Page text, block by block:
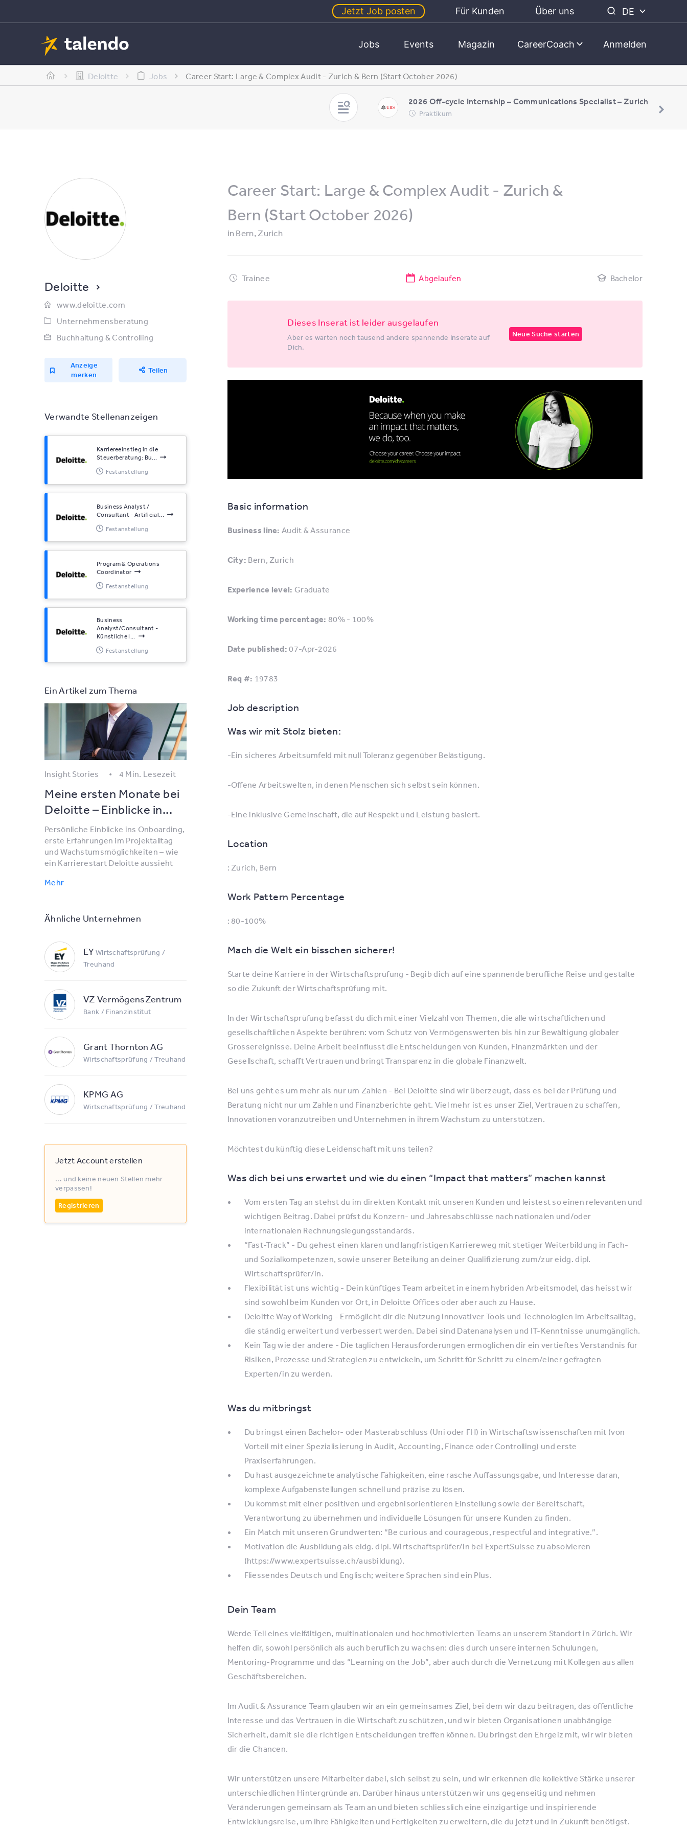
Jetzt Job posten Für Kunden Über uns DE
Jobs Events Magazin CareerCoach Anmelden
Deloitte Jobs Career Start: Large & Complex Audit - Zurich & Bern (Start October 2026)
2026 Off-cycle Internship – Communications Specialist – Zurich
Praktikum
Deloitte
www.deloitte.com
Unternehmensberatung
Buchhaltung & Controlling
Anzeige
merken
Teilen
Verwandte Stellenanzeigen
Karriereeinstieg in die
Steuerberatung: Bu...
Festanstellung
Business Analyst /
Consultant - Artificial...
Festanstellung
Program & Operations
Coordinator
Festanstellung
Business
Analyst/Consultant -
Künstliche I...
Festanstellung
Ein Artikel zum Thema
Insight Stories 4 Min. Lesezeit
Meine ersten Monate bei
Deloitte – Einblicke in...
Persönliche Einblicke ins Onboarding,
erste Erfahrungen im Projektalltag
und Wachstumsmöglichkeiten – wie
ein Karrierestart Deloitte aussieht
Mehr
Ähnliche Unternehmen
EY Wirtschaftsprüfung /
Treuhand
VZ VermögensZentrum
Bank / Finanzinstitut
Grant Thornton AG
Wirtschaftsprüfung / Treuhand
KPMG AG
Wirtschaftsprüfung / Treuhand
Jetzt Account erstellen
... und keine neuen Stellen mehr
verpassen!
Registrieren
Career Start: Large & Complex Audit - Zurich &
Bern (Start October 2026)
inBern Zurich
Trainee Abgelaufen Bachelor
Dieses Inserat ist leider ausgelaufen
Aber es warten noch tausend andere spannende Inserate auf
Dich.
Neue Suche starten
Basic information
Business line: Audit & Assurance
City: Bern, Zurich
Experience level: Graduate
Working time percentage: 80% - 100%
Date published: 07-Apr-2026
Req #: 19783
Job description
Was wir mit Stolz bieten:
-Ein sicheres Arbeitsumfeld mit null Toleranz gegenüber Belästigung.
-Offene Arbeitswelten, in denen Menschen sich selbst sein können.
-Eine inklusive Gemeinschaft, die auf Respekt und Leistung basiert.
Location
: Zurich, Bern
Work Pattern Percentage
: 80-100%
Mach die Welt ein bisschen sicherer!
Starte deine Karriere in der Wirtschaftsprüfung - Begib dich auf eine spannende berufliche Reise und gestalte
so die Zukunft der Wirtschaftsprüfung mit.
In der Wirtschaftsprüfung befasst du dich mit einer Vielzahl von Themen, die alle wirtschaftlichen und
gesellschaftlichen Aspekte berühren: vom Schutz von Vermögenswerten bis hin zur Bewältigung globaler
Grossereignisse. Deine Arbeit beeinflusst die Entscheidungen von Kunden, Finanzmärkten und der
Gesellschaft, schafft Vertrauen und bringt Transparenz in die globale Finanzwelt.
Bei uns geht es um mehr als nur um Zahlen - Bei Deloitte sind wir überzeugt, dass es bei der Prüfung und
Beratung nicht nur um Zahlen und Finanzberichte geht. Viel mehr ist es unser Ziel, Vertrauen zu schaffen,
Innovationen voranzutreiben und Unternehmen in ihrem Wachstum zu unterstützen.
Möchtest du künftig diese Leidenschaft mit uns teilen?
Was dich bei uns erwartet und wie du einen “Impact that matters” machen kannst
Vom ersten Tag an stehst du im direkten Kontakt mit unseren Kunden und leistest so einen relevanten und
wichtigen Beitrag. Dabei prüfst du Konzern- und Jahresabschlüsse nach nationalen und/oder
internationalen Rechnungslegungsstandards.
“Fast-Track” - Du gehest einen klaren und langfristigen Karriereweg mit stetiger Weiterbildung in Fach-
und Sozialkompetenzen, sowie unserer Beteilung an deiner Qualifizierung zum/zur eidg. dipl.
Wirtschaftsprüfer/in.
Flexibilität ist uns wichtig - Dein künftiges Team arbeitet in einem hybriden Arbeitsmodel, das heisst wir
sind sowohl beim Kunden vor Ort, in Deloitte Offices oder aber auch zu Hause.
Deloitte Way of Working - Ermöglicht dir die Nutzung innovativer Tools und Technologien im Arbeitsalltag,
die ständig erweitert und verbessert werden. Dabei sind Datenanalysen und IT-Kenntnisse unumgänglich.
Kein Tag wie der andere - Die täglichen Herausforderungen ermöglichen dir ein vertieftes Verständnis für
Risiken, Prozesse und Strategien zu entwickeln, um Schritt für Schritt zu einem/einer gefragten
Experten/in zu werden.
Was du mitbringst
Du bringst einen Bachelor- oder Masterabschluss (Uni oder FH) in Wirtschaftswissenschaften mit (von
Vorteil mit einer Spezialisierung in Audit, Accounting, Finance oder Controlling) und erste
Praxiserfahrungen.
Du hast ausgezeichnete analytische Fähigkeiten, eine rasche Auffassungsgabe, und Interesse daran,
komplexe Aufgabenstellungen schnell und präzise zu lösen.
Du kommst mit einer positiven und ergebnisorientieren Einstellung sowie der Bereitschaft,
Verantwortung zu übernehmen und individuelle Lösungen für unsere Kunden zu finden.
Ein Match mit unseren Grundwerten: “Be curious and courageous, respectful and integrative.”.
Motivation die Ausbildung als eidg. dipl. Wirtschaftsprüfer/in bei ExpertSuisse zu absolvieren
(https://www.expertsuisse.ch/ausbildung).
Fliessendes Deutsch und Englisch; weitere Sprachen sind ein Plus.
Dein Team
Werde Teil eines vielfältigen, multinationalen und hochmotivierten Teams an unserem Standort in Zürich. Wir
helfen dir, sowohl persönlich als auch beruflich zu wachsen: dies durch unsere internen Schulungen,
Mentoring-Programme und das “Learning on the Job”, aber auch durch die Vernetzung mit Kollegen aus allen
Geschäftsbereichen.
Im Audit & Assurance Team glauben wir an ein gemeinsames Ziel, bei dem wir dazu beitragen, das öffentliche
Interesse und das Vertrauen in die Wirtschaft zu schützen, und wir bieten Organisationen unabhängige
Sicherheit, damit sie die richtigen Entscheidungen treffen können. Du bringst den Ehrgeiz mit, wir wir bieten
dir die Chancen.
Wir unterstützen unsere Mitarbeiter dabei, sich selbst zu sein, und wir erkennen die kollektive Stärke unserer
unterschiedlichen Hintergründe an. Darüber hinaus unterstützen wir uns gegenseitig und nehmen
Veränderungen gemeinsam als Team an und bieten schliesslich eine einzigartige und inspirierende
Entwicklungsreise, um Ihre Fähigkeiten und Fertigkeiten zu erweitern, die du jetzt und in Zukunft benötigst.